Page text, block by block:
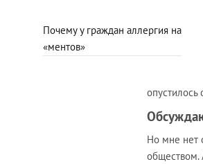
Почему у граждан аллергия на
«ментов»
опустилось
Но мне нет
обществом.